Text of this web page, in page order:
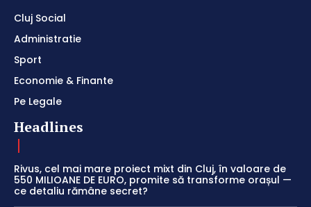
Cluj Social
Administratie
Sport
Economie & Finante
Pe Legale
Headlines
Rivus, cel mai mare proiect mixt din Cluj, în valoare de
550 MILIOANE DE EURO, promite să transforme orașul —
ce detaliu rămâne secret?